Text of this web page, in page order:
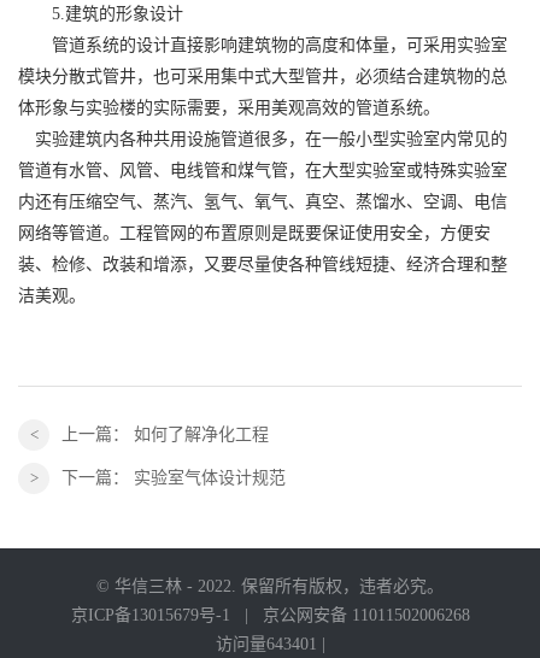
5.建筑的形象设计
管道系统的设计直接影响建筑物的高度和体量，可采用实验室
模块分散式管井，也可采用集中式大型管井，必须结合建筑物的总
体形象与实验楼的实际需要，采用美观高效的管道系统。
实验建筑内各种共用设施管道很多，在一般小型实验室内常见的
管道有水管、风管、电线管和煤气管，在大型实验室或特殊实验室
内还有压缩空气、蒸汽、氢气、氧气、真空、蒸馏水、空调、电信
网络等管道。工程管网的布置原则是既要保证使用安全，方便安
装、检修、改装和增添，又要尽量使各种管线短捷、经济合理和整
洁美观。
上一篇： 如何了解净化工程
下一篇： 实验室气体设计规范
© 华信三林 - 2022. 保留所有版权，违者必究。
京ICP备13015679号-1 | 京公网安备 11011502006268
访问量643401 |